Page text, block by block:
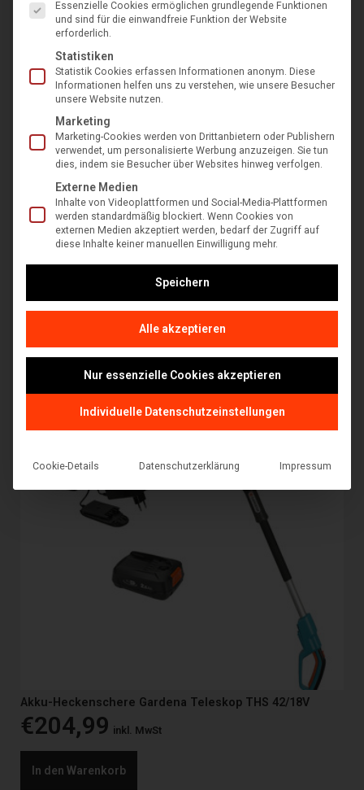
Elektrokettensäge G-Force XR120
599,00
In den Warenkorb
Akku-Heckenschere Gardena Teleskop THS 42/18V
€204,99 inkl. MwSt
In den Warenkorb
Essenzielle Cookies ermöglichen grundlegende Funktionen
und sind für die einwandfreie Funktion der Website
erforderlich.
Statistiken
Statistik Cookies erfassen Informationen anonym. Diese
Informationen helfen uns zu verstehen, wie unsere Besucher
unsere Website nutzen.
Marketing
Marketing-Cookies werden von Drittanbietern oder Publishern
verwendet, um personalisierte Werbung anzuzeigen. Sie tun
dies, indem sie Besucher über Websites hinweg verfolgen.
Externe Medien
Inhalte von Videoplattformen und Social-Media-Plattformen
werden standardmäßig blockiert. Wenn Cookies von
externen Medien akzeptiert werden, bedarf der Zugriff auf
diese Inhalte keiner manuellen Einwilligung mehr.
Speichern
Alle akzeptieren
Nur essenzielle Cookies akzeptieren
Individuelle Datenschutzeinstellungen
Cookie-Details Datenschutzerklärung Impressum